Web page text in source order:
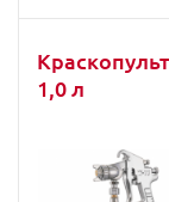
1,0 л